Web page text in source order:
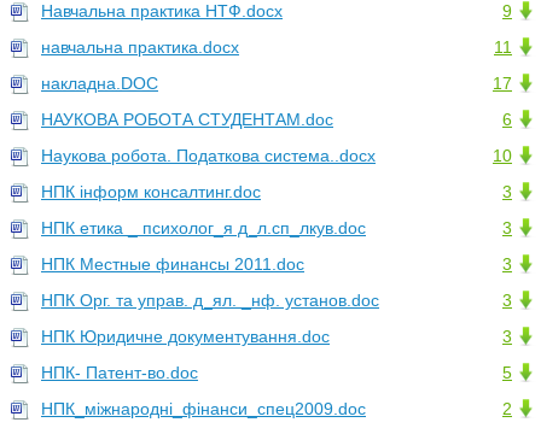
9
Навчальна практика НТФ.docx
11
навчальна практика.docx
17
накладна.DOC
6
НАУКОВА РОБОТА СТУДЕНТАМ.doc
10
Наукова робота. Податкова система..docx
3
НПК інформ консалтинг.doc
3
НПК етика _ психолог_я д_л.сп_лкув.doc
3
НПК Местные финансы 2011.doc
3
НПК Орг. та управ. д_ял. _нф. установ.doc
3
НПК Юридичне документування.doc
5
НПК- Патент-во.doc
2
НПК_міжнародні_фінанси_спец2009.doc